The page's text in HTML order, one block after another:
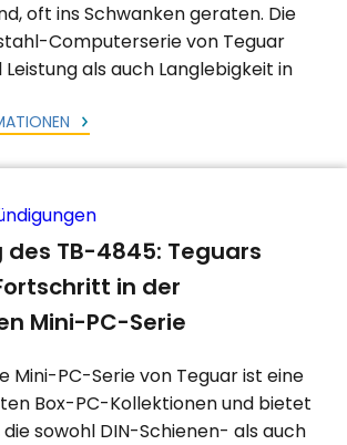
oft ins Schwanken geraten. Die
Computerserie von Teguar
als auch Langlebigkeit in
des TB-4845: Teguars
in der
Mini-PC-Serie
Mini-PC-Serie von Teguar ist eine
Box-PC-Kollektionen und bietet
die sowohl DIN-Schienen- als auch